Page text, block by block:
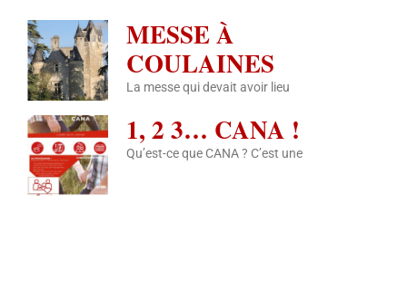
MESSE À
COULAINES
La messe qui devait avoir lieu
1, 2 3… CANA !
Qu’est-ce que CANA ? C’est une